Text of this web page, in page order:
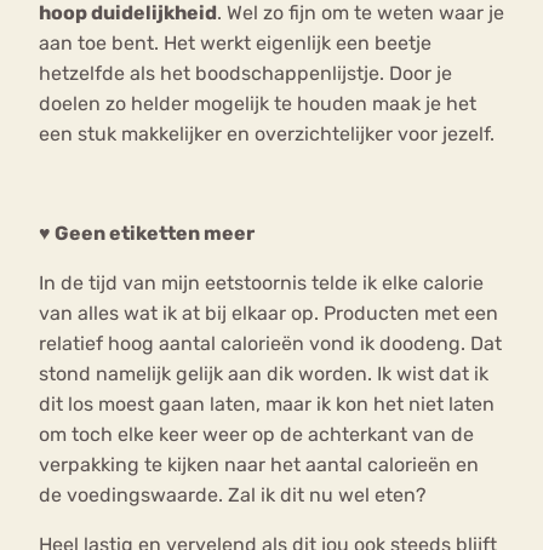
hoop duidelijkheid. Wel zo fijn om te weten waar je
aan toe bent. Het werkt eigenlijk een beetje
hetzelfde als het boodschappenlijstje. Door je
doelen zo helder mogelijk te houden maak je het
een stuk makkelijker en overzichtelijker voor jezelf.
♥ Geen etiketten meer
In de tijd van mijn eetstoornis telde ik elke calorie
van alles wat ik at bij elkaar op. Producten met een
relatief hoog aantal calorieën vond ik doodeng. Dat
stond namelijk gelijk aan dik worden. Ik wist dat ik
dit los moest gaan laten, maar ik kon het niet laten
om toch elke keer weer op de achterkant van de
verpakking te kijken naar het aantal calorieën en
de voedingswaarde. Zal ik dit nu wel eten?
Heel lastig en vervelend als dit jou ook steeds blijft